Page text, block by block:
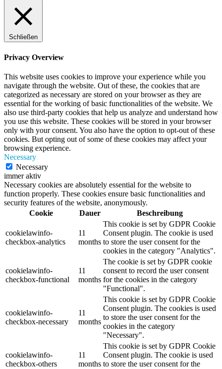
Schließen
Privacy Overview
This website uses cookies to improve your experience while you
navigate through the website. Out of these, the cookies that are
categorized as necessary are stored on your browser as they are
essential for the working of basic functionalities of the website. We
also use third-party cookies that help us analyze and understand how
you use this website. These cookies will be stored in your browser
only with your consent. You also have the option to opt-out of these
cookies. But opting out of some of these cookies may affect your
browsing experience.
Necessary
Necessary
immer aktiv
Necessary cookies are absolutely essential for the website to
function properly. These cookies ensure basic functionalities and
security features of the website, anonymously.
Cookie
Dauer Beschreibung
cookielawinfo-
checkbox-analytics
11
months
This cookie is set by GDPR Cookie
Consent plugin. The cookie is used
to store the user consent for the
cookies in the category "Analytics".
cookielawinfo-
checkbox-functional
11
months
The cookie is set by GDPR cookie
consent to record the user consent
for the cookies in the category
"Functional".
cookielawinfo-
checkbox-necessary
11
months
This cookie is set by GDPR Cookie
Consent plugin. The cookies is used
to store the user consent for the
cookies in the category
"Necessary".
cookielawinfo-
checkbox-others
11
months
This cookie is set by GDPR Cookie
Consent plugin. The cookie is used
to store the user consent for the